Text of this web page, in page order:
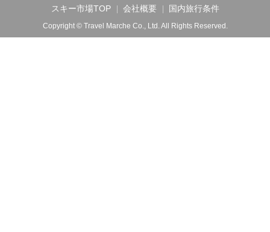
スキー市場TOP 会社概要 国内旅行条件
Copyright © Travel Marche Co., Ltd. All Rights Reserved.